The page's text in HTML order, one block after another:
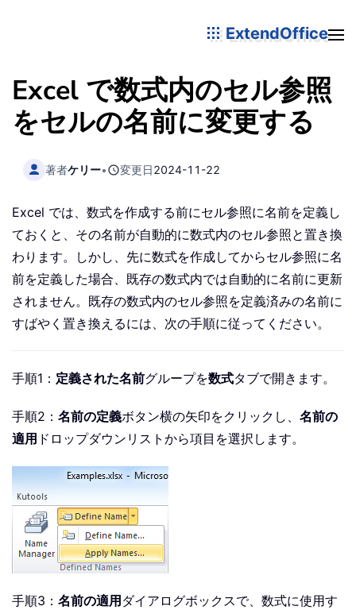
ExtendOffice
Excel で数式内のセル参照
をセルの名前に変更する
著者ケリー• 変更日2024-11-22
Excel では、数式を作成する前にセル参照に名前を定義し
ておくと、その名前が自動的に数式内のセル参照と置き換
わります。しかし、先に数式を作成してからセル参照に名
前を定義した場合、既存の数式内では自動的に名前に更新
されません。既存の数式内のセル参照を定義済みの名前に
すばやく置き換えるには、次の手順に従ってください。
手順1： 定義された名前グループを数式タブで開きます。
手順2： 名前の定義ボタン横の矢印をクリックし、 名前の
適用 ドロップダウンリストから項目を選択します。
手順3： 名前の適用 ダイアログボックスで、数式に使用す